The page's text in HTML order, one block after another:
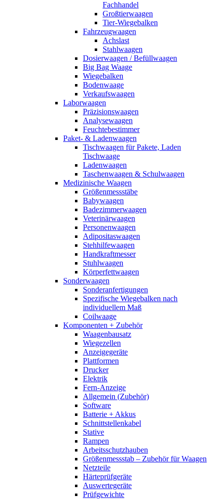
Fachhandel
Großtierwaagen
Tier-Wiegebalken
Fahrzeugwaagen
Achslast
Stahlwaagen
Dosierwaagen / Befüllwaagen
Big Bag Waage
Wiegebalken
Bodenwaage
Verkaufswaagen
Laborwaagen
Präzisionswaagen
Analysewaagen
Feuchtebestimmer
Paket- & Ladenwaagen
Tischwaagen für Pakete, Laden
Tischwaage
Ladenwaagen
Taschenwaagen & Schulwaagen
Medizinische Waagen
Größenmessstäbe
Babywaagen
Badezimmerwaagen
Veterinärwaagen
Personenwaagen
Adipositaswaagen
Stehhilfewaagen
Handkraftmesser
Stuhlwaagen
Körperfettwaagen
Sonderwaagen
Sonderanfertigungen
Spezifische Wiegebalken nach
individuellem Maß
Coilwaage
Komponenten + Zubehör
Waagenbausatz
Wiegezellen
Anzeigegeräte
Plattformen
Drucker
Elektrik
Fern-Anzeige
Allgemein (Zubehör)
Software
Batterie + Akkus
Schnittstellenkabel
Stative
Rampen
Arbeitsschutzhauben
Größenmessstab – Zubehör für Waagen
Netzteile
Härteprüfgeräte
Auswertegeräte
Prüfgewichte